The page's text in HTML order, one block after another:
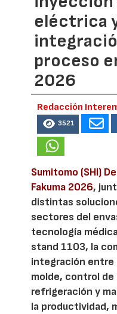
eléctrica
proceso
2026
Redacción
3521
Sumitomo (SHI)
Fakuma 2026,
distintas
sectores del
tecnología
stand 1103, la
integración entre
molde, control
refrigeración y
la productividad,